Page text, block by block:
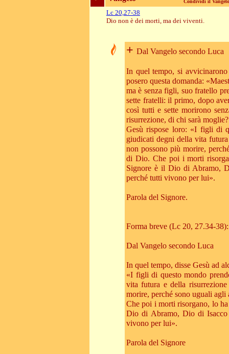
Condividi il
Lc 20,27-38
Dio non è dei morti, ma dei viventi.
+ Dal Vangelo secondo Luca
In quel tempo, si
posero questa domanda:
ma è senza figli, suo fratello
sette fratelli: il primo, dopo
così tutti e sette morirono
risurrezione, di chi sarà
Gesù rispose loro: «I figli di
giudicati degni della vita
non possono più morire,
di Dio. Che poi i morti
Signore è il Dio di Abramo,
perché tutti vivono per lui».
Parola del Signore.
Forma breve (Lc 20, 27.34-38):
Dal Vangelo secondo Luca
In quel tempo, disse Gesù ad
«I figli di questo mondo
vita futura e della
morire, perché sono uguali
Che poi i morti risorgano, lo
Dio di Abramo, Dio di
vivono per lui».
Parola del Signore